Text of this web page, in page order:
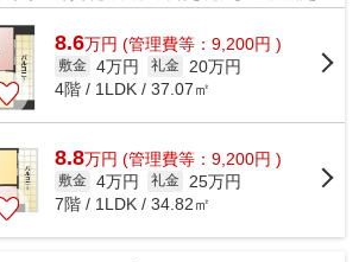
物件情報：「...
8.6万円 (管理費等：9,200円 )
敷金 4万円 礼金
20万円
4階 / 1LDK / 37.07㎡
8.8万円 (管理費等：9,200円 )
敷金 4万円 礼金
25万円
7階 / 1LDK / 34.82㎡